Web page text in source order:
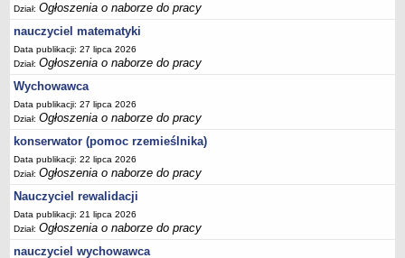
Dział:Ogłoszenia o naborze do pracy
nauczyciel matematyki
Data publikacji: 27 lipca 2026
Dział:Ogłoszenia o naborze do pracy
Wychowawca
Data publikacji: 27 lipca 2026
Dział:Ogłoszenia o naborze do pracy
konserwator (pomoc rzemieślnika)
Data publikacji: 22 lipca 2026
Dział:Ogłoszenia o naborze do pracy
Nauczyciel rewalidacji
Data publikacji: 21 lipca 2026
Dział:Ogłoszenia o naborze do pracy
nauczyciel wychowawca